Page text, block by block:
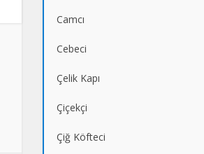
Camcı
Cebeci
Çelik Kapı
Çiçekçi
Çiğ Köfteci